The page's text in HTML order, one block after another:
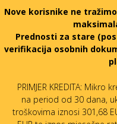
Nove korisnike ne
Prednosti za stare
verifikacija osobnih
PRIMJER KREDITA: Mikro
na period od 30 dana,
troškovima iznosi 301,68